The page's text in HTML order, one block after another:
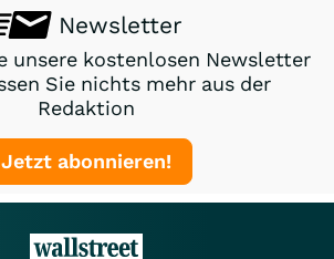
Newsletter
unsere kostenlosen Newsletter
Sie nichts mehr aus der
Redaktion
Jetzt abonnieren!